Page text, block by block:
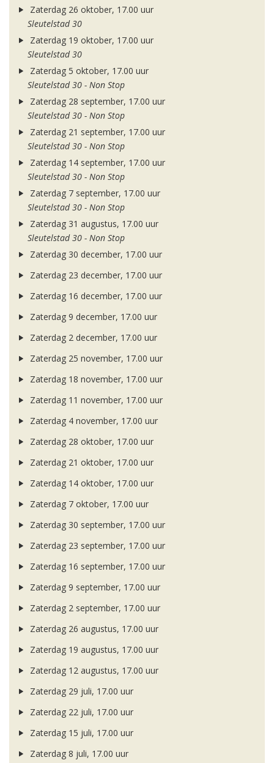
Zaterdag 26 oktober, 17.00 uur
Sleutelstad 30
Zaterdag 19 oktober, 17.00 uur
Sleutelstad 30
Zaterdag 5 oktober, 17.00 uur
Sleutelstad 30 - Non Stop
Zaterdag 28 september, 17.00 uur
Sleutelstad 30 - Non Stop
Zaterdag 21 september, 17.00 uur
Sleutelstad 30 - Non Stop
Zaterdag 14 september, 17.00 uur
Sleutelstad 30 - Non Stop
Zaterdag 7 september, 17.00 uur
Sleutelstad 30 - Non Stop
Zaterdag 31 augustus, 17.00 uur
Sleutelstad 30 - Non Stop
Zaterdag 30 december, 17.00 uur
Zaterdag 23 december, 17.00 uur
Zaterdag 16 december, 17.00 uur
Zaterdag 9 december, 17.00 uur
Zaterdag 2 december, 17.00 uur
Zaterdag 25 november, 17.00 uur
Zaterdag 18 november, 17.00 uur
Zaterdag 11 november, 17.00 uur
Zaterdag 4 november, 17.00 uur
Zaterdag 28 oktober, 17.00 uur
Zaterdag 21 oktober, 17.00 uur
Zaterdag 14 oktober, 17.00 uur
Zaterdag 7 oktober, 17.00 uur
Zaterdag 30 september, 17.00 uur
Zaterdag 23 september, 17.00 uur
Zaterdag 16 september, 17.00 uur
Zaterdag 9 september, 17.00 uur
Zaterdag 2 september, 17.00 uur
Zaterdag 26 augustus, 17.00 uur
Zaterdag 19 augustus, 17.00 uur
Zaterdag 12 augustus, 17.00 uur
Zaterdag 29 juli, 17.00 uur
Zaterdag 22 juli, 17.00 uur
Zaterdag 15 juli, 17.00 uur
Zaterdag 8 juli, 17.00 uur